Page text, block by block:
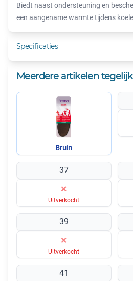
Biedt naast ondersteuning en
een aangename warmte tijdens
Specificaties
Meerdere artikelen
Bruin
37
×
Uitverkocht
39
×
Uitverkocht
41